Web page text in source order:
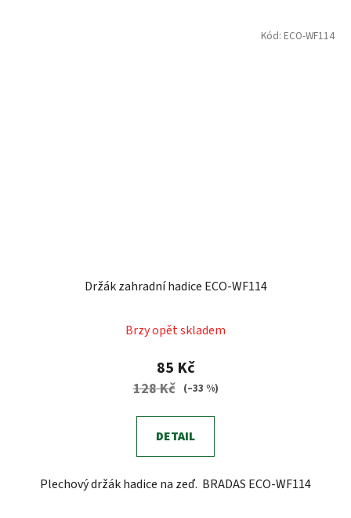
Držák zahradní hadice ECO-WF114
Brzy opět skladem
85 Kč
128 Kč (–33 %)
DETAIL
Plechový držák hadice na zeď. BRADAS ECO-WF114
Kód: ECO-WF114